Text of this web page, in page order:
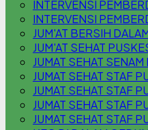
INTERVENSI
INTERVENSI
JUM'AT BERSIH
JUM'AT SEHAT
JUMAT SEHAT
JUMAT SEHAT STAF
JUMAT SEHAT STAF
JUMAT SEHAT STAF
JUMAT SEHAT STAF